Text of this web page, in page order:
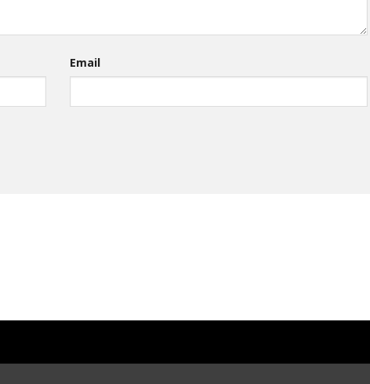
Email